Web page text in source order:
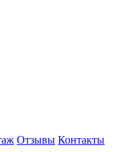
Отзывы Контакты